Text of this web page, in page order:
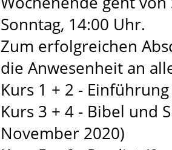
Sonntag, 14:00 Uhr.
Zum erfolgreichen
die Anwesenheit an
Kurs 1 + 2 -
Kurs 3 + 4 - Bibel und
November 2020)